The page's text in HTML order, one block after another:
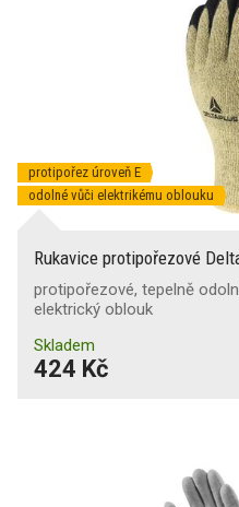
protipořez úroveň E
odolné vůči elektrikému oblouku
Rukavice protipořezové
protipořezové, tepelně
elektrický oblouk
Skladem
424 Kč